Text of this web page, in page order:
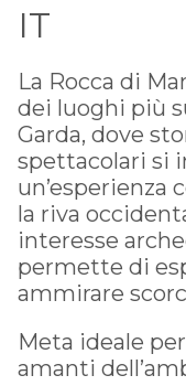
IT
La Rocca di
dei luoghi più
Garda, dove
spettacolari si
un’esperienza
la riva
interesse
permette di
ammirare
Meta ideale
amanti